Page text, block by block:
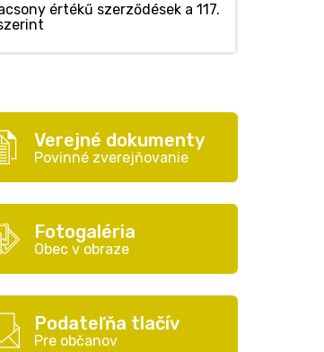
értékű szerződések a 117.
Verejné dokumenty
Povinné zverejňovanie
Fotogaléria
Obec v obraze
Podateľňa tlačív
Pre občanov